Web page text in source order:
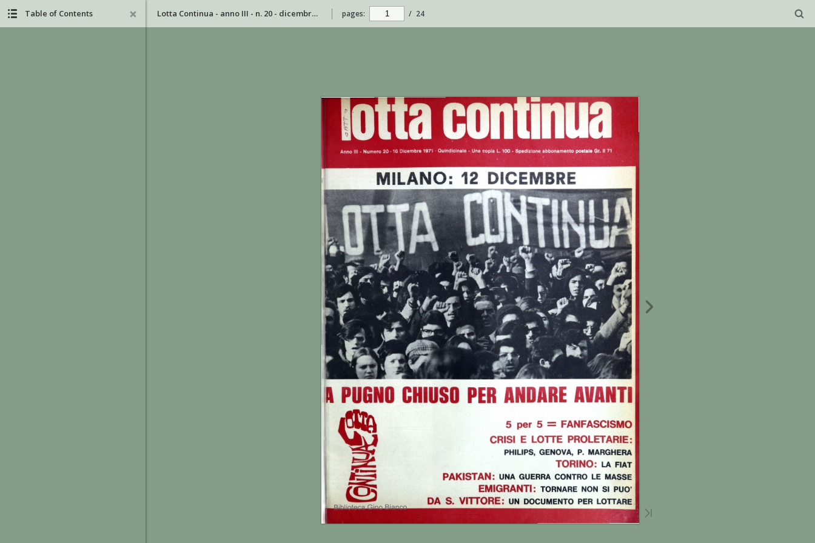
Lotta Continua - anno III - n. 20 - dicembre 1971 pages: / 24
Table of Contents